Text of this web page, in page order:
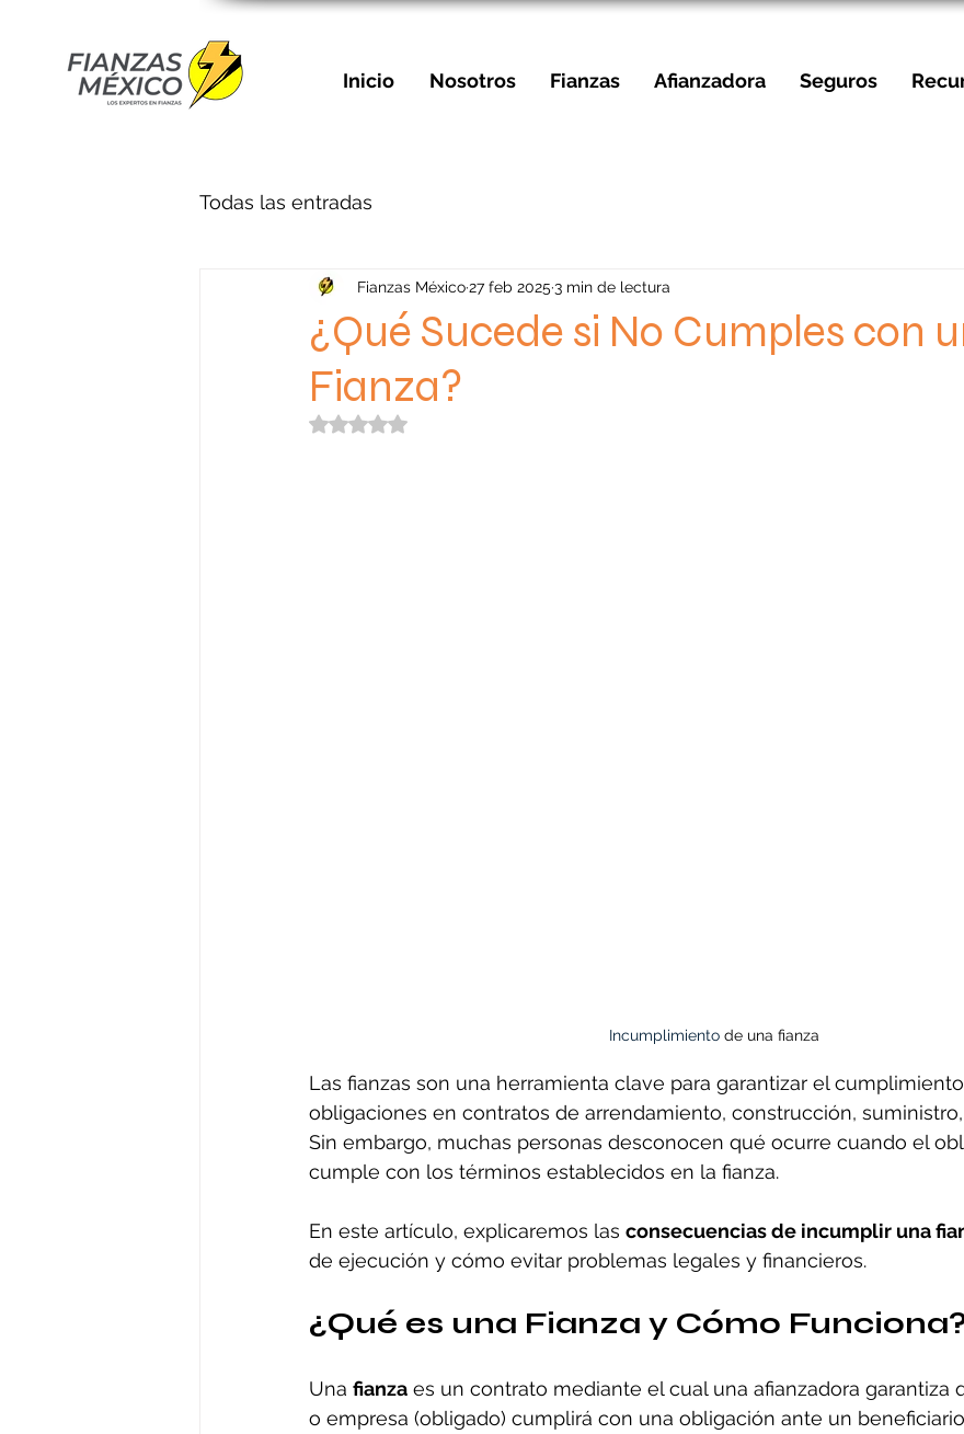
Inicio Nosotros Fianzas Afianzadora Seguros
Todas las entradas
¿Qué Sucede si No Cumples con
Fianza?
Fianzas México27 feb 2025 3 min de lectura
Obtuvo NaN de 5 estrellas.
Incumplimiento de una fianza
Las fianzas son una herramienta clave para garantizar el
obligaciones en contratos de arrendamiento, construcción,
Sin embargo, muchas personas desconocen qué ocurre cuando el
cumple con los términos establecidos en la fianza.
En este artículo, explicaremos las consecuencias de incumplir una
de ejecución y cómo evitar problemas legales y financieros.
¿Qué es una Fianza y Cómo
Una fianza es un contrato mediante el cual una afianzadora garantiza
o empresa (obligado) cumplirá con una obligación ante un